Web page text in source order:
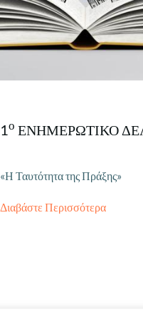
1ο ΕΝΗΜΕΡΩΤΙΚΟ
«Η Ταυτότητα της Πράξης»
Διαβάστε Περισσότερα